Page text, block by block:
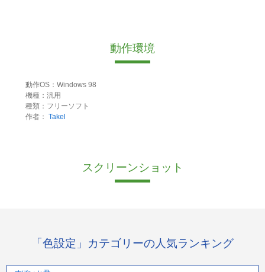
動作環境
動作OS：Windows 98
機種：汎用
種類：フリーソフト
作者： Takel
スクリーンショット
「色設定」カテゴリーの人気ランキング